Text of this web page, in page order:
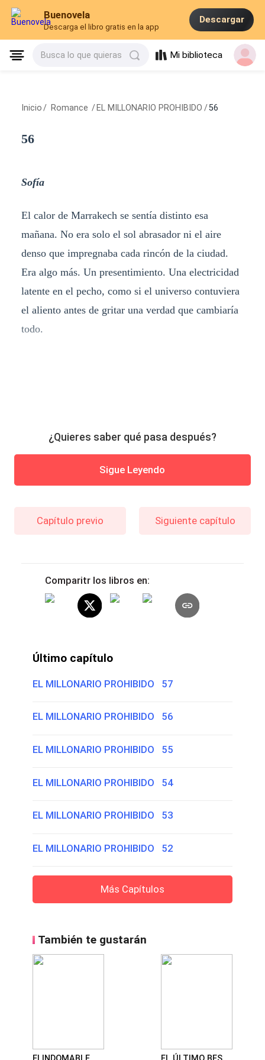
Buenovela
Descarga el libro gratis en la app
Descargar
Busca lo que quieras Mi biblioteca
Inicio / Romance / EL MILLONARIO PROHIBIDO /56
56
Sofía
El calor de Marrakech se sentía distinto esa
mañana. No era solo el sol abrasador ni el aire
denso que impregnaba cada rincón de la ciudad.
Era algo más. Un presentimiento. Una electricidad
latente en el pecho, como si el universo contuviera
el aliento antes de gritar una verdad que cambiaría
todo.
¿Quieres saber qué pasa después?
Sigue Leyendo
Capítulo previo Siguiente capítulo
Comparitr los libros en:
Último capítulo
EL MILLONARIO PROHIBIDO 57
EL MILLONARIO PROHIBIDO 56
EL MILLONARIO PROHIBIDO 55
EL MILLONARIO PROHIBIDO 54
EL MILLONARIO PROHIBIDO 53
EL MILLONARIO PROHIBIDO 52
Más Capítulos
También te gustarán
El INDOMABLE CEO ENCUENTRA EL AMOR EL ÚLTIMO BESO... ANTES DEL DIVORCIO